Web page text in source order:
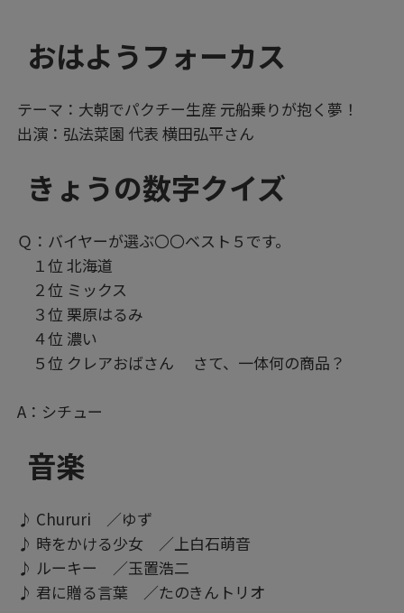
おはようフォーカス
テーマ：大朝でパクチー生産 元船乗りが抱く夢！
出演：弘法菜園 代表 横田弘平さん
きょうの数字クイズ
Ｑ：バイヤーが選ぶ〇〇ベスト５です。
１位 北海道
２位 ミックス
３位 栗原はるみ
４位 濃い
５位 クレアおばさん さて、一体何の商品？
A：シチュー
音楽
♪ Chururi ／ゆず
♪ 時をかける少女 ／上白石萌音
♪ ルーキー ／玉置浩二
♪ 君に贈る言葉 ／たのきんトリオ